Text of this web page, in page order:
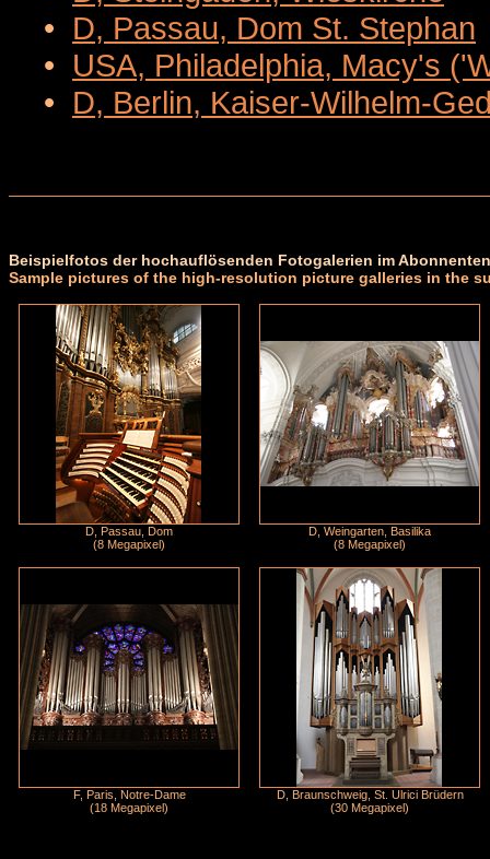
• D, Passau, Dom St. Stephan
• USA, Philadelphia, Macy's
• D, Berlin, Kaiser-Wilhelm-
Beispielfotos der hochauflösenden Fotogalerien im
Sample pictures of the high-resolution picture galleries in the
D, Passau, Dom
(8 Megapixel)
D, Weingarten, Basilika
(8 Megapixel)
F, Paris, Notre-Dame
(18 Megapixel)
D, Braunschweig, St. Ulrici Brüdern
(30 Megapixel)